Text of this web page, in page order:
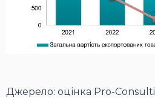
Джерело: оцінка Pro-